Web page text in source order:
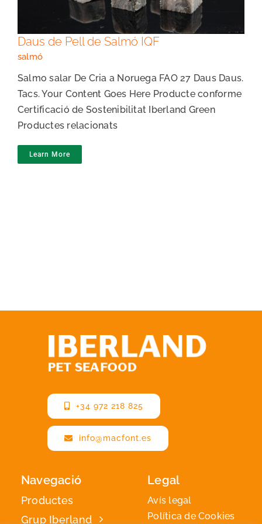
Daus de Pell de Salmó IQF
salmó
Salmo salar De Cria a Noruega FAO 27 Daus Daus.
Tacs. Your Content Goes Here Producte conforme
Certificació de Sostenibilitat Iberland Green
Productes relacionats
Learn More
+34 972 218 825
info@macfont.es
Navegació
Productes
Grup Iberland
Legal
Avís legal
Política de Cookies